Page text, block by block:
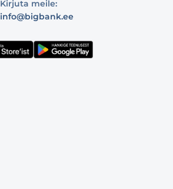
Kirjuta meile:
info@bigbank.ee